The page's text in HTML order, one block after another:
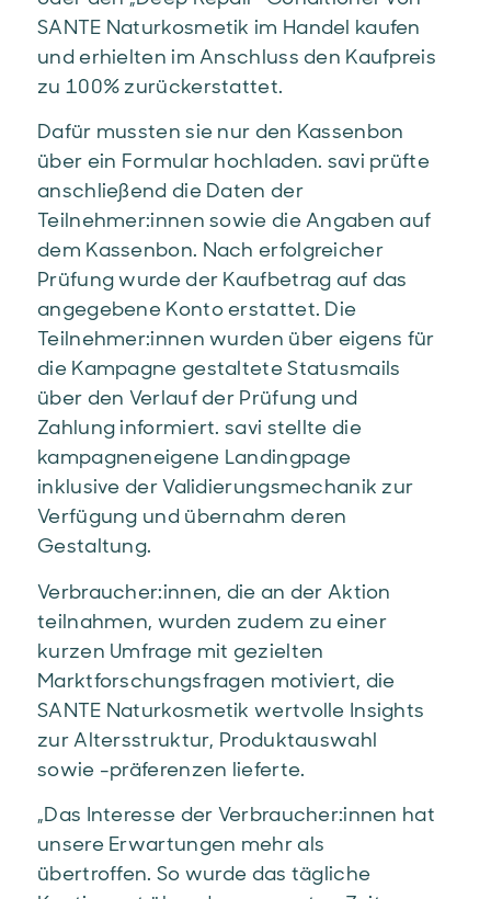
SANTE Naturkosmetik im Handel kaufen
und erhielten im Anschluss den Kaufpreis
zu 100% zurückerstattet.
Dafür mussten sie nur den Kassenbon
über ein Formular hochladen. savi prüfte
anschließend die Daten der
Teilnehmer:innen sowie die Angaben auf
dem Kassenbon. Nach erfolgreicher
Prüfung wurde der Kaufbetrag auf das
angegebene Konto erstattet. Die
Teilnehmer:innen wurden über eigens für
die Kampagne gestaltete Statusmails
über den Verlauf der Prüfung und
Zahlung informiert. savi stellte die
kampagneneigene Landingpage
inklusive der Validierungsmechanik zur
Verfügung und übernahm deren
Gestaltung.
Verbraucher:innen, die an der Aktion
teilnahmen, wurden zudem zu einer
kurzen Umfrage mit gezielten
Marktforschungsfragen motiviert, die
SANTE Naturkosmetik wertvolle Insights
zur Altersstruktur, Produktauswahl
sowie -präferenzen lieferte.
„Das Interesse der Verbraucher:innen hat
unsere Erwartungen mehr als
übertroffen. So wurde das tägliche